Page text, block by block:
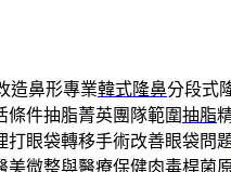
造鼻形專業韓式隆鼻分段式
件抽脂菁英團隊範圍抽脂
打眼袋轉移手術改善眼袋問
美微整與醫療保健肉毒桿菌